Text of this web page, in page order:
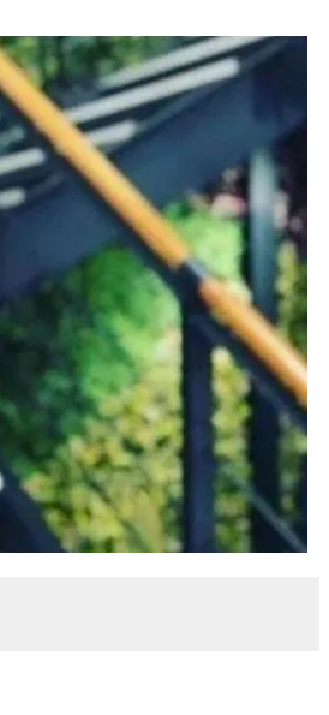
LA PAREJA DE SU ABUELA
EN REUNIÓN CON AMIGOS